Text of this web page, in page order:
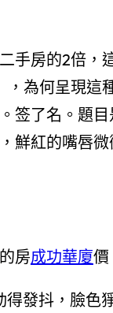
手房的2倍，
為何呈現這
签了名。題
鮮紅的嘴唇
的房成功華廈價
發抖，臉色